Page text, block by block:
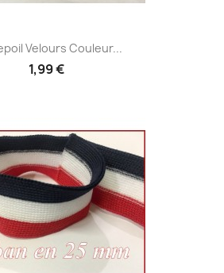
Velours Couleur...
1,99 €